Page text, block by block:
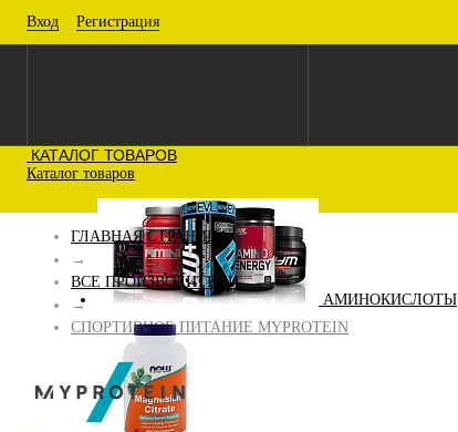
Вход Регистрация
КАТАЛОГ ТОВАРОВ
Каталог товаров
АМИНОКИСЛОТЫ
ГЛАВНАЯ СТРАНИЦА
→
ВСЕ ПРОИЗВОДИТЕЛИ
→
СПОРТИВНОЕ ПИТАНИЕ MYPROTEIN